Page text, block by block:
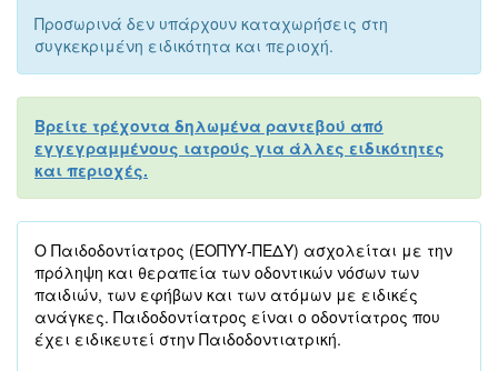
Προσωρινά δεν υπάρχουν καταχωρήσεις στη
συγκεκριμένη ειδικότητα και περιοχή.
Βρείτε τρέχοντα δηλωμένα ραντεβού από
εγγεγραμμένους ιατρούς για άλλες ειδικότητες
και περιοχές.
Ο Παιδοδοντίατρος (ΕΟΠΥΥ-ΠΕΔΥ) ασχολείται με την
πρόληψη και θεραπεία των οδοντικών νόσων των
παιδιών, των εφήβων και των ατόμων με ειδικές
ανάγκες. Παιδοδοντίατρος είναι ο οδοντίατρος που
έχει ειδικευτεί στην Παιδοδοντιατρική.